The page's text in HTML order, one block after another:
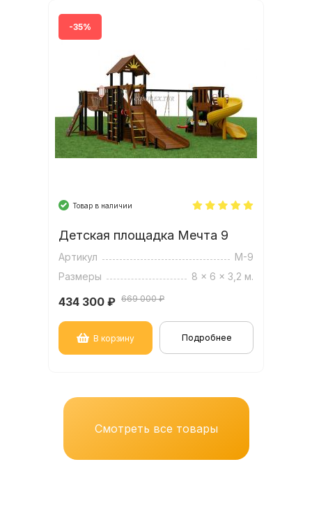
-35%
Товар в наличии
Детская площадка Мечта 9
Артикул
М-9
Размеры
8 x 6 x 3,2 м.
434 300 ₽ 669 000 ₽
В корзину Подробнее
Смотреть все товары